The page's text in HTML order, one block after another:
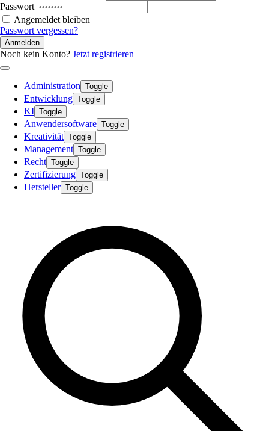
Passwort
Angemeldet bleiben
Passwort vergessen?
Anmelden
Noch kein Konto? Jetzt registrieren
Administration Toggle
Entwicklung Toggle
KI Toggle
Anwendersoftware Toggle
Kreativität Toggle
Management Toggle
Recht Toggle
Zertifizierung Toggle
Hersteller Toggle